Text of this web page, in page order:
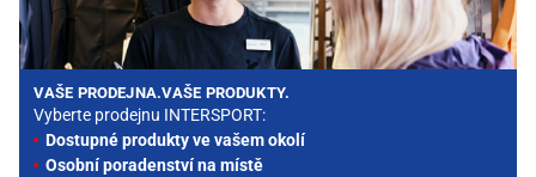
VAŠE PRODEJNA.VAŠE PRODUKTY.
Vyberte prodejnu INTERSPORT:
Dostupné produkty ve vašem okolí
Osobní poradenství na místě